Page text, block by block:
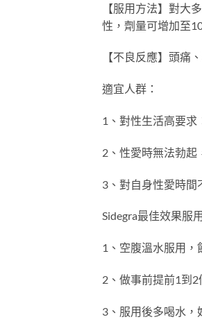
【服用方法】對大
性，劑量可增加至
【不良反應】頭痛
適宜人群：
1、對性生活高要求
2、性愛時無法勃起
3、對自身性愛時間
Sidegra最佳效果服
1、空腹溫水服用，
2、做事前提前1到
3、服用後多喝水，